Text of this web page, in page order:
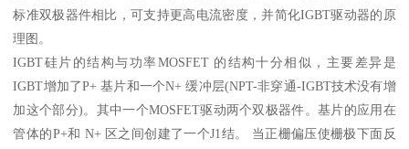
标准双极器件相比，可支持更高电流密度，并简化IGBT驱动器的原
理图。
IGBT硅片的结构与功率MOSFET 的结构十分相似，主要差异是
IGBT增加了P+ 基片和一个N+ 缓冲层(NPT-非穿通-IGBT技术没有增
加这个部分)。其中一个MOSFET驱动两个双极器件。基片的应用在
管体的P+和 N+ 区之间创建了一个J1结。 当正栅偏压使栅极下面反